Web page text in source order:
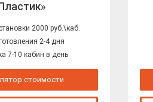
2000 руб.\каб.
2-4 дня
7-10 кабин в день
стоимости